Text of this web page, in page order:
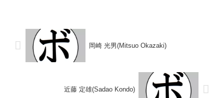
報】・戦前に活躍。戦争による記
録の消...
岡崎 光男(Mitsuo Okazaki)
近藤 定雄(Sadao Kondo)